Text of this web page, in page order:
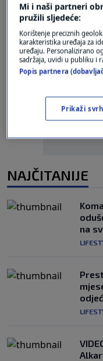
NAJČITANIJE
na
Mi i naši partneri
pružili sljedeće:
Korištenje preciznih
karakteristika uređaja za
uređaju. Personalizirano
sadržaja, uvidi u publiku i
Popis partnera
Prikaži